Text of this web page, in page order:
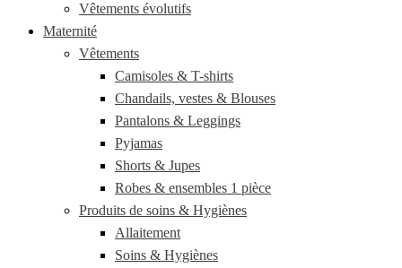
Vêtements évolutifs
Maternité
Vêtements
Camisoles & T-shirts
Chandails, vestes & Blouses
Pantalons & Leggings
Pyjamas
Shorts & Jupes
Robes & ensembles 1 pièce
Produits de soins & Hygiènes
Allaitement
Soins & Hygiènes